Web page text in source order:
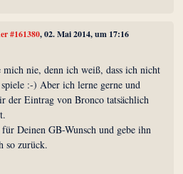
#161380, 02. Mai 2014, um 17:16
mich nie, denn ich weiß, dass ich nicht
spiele :-) Aber ich lerne gerne und
der Eintrag von Bronco tatsächlich
Deinen GB-Wunsch und gebe ihn
so zurück.